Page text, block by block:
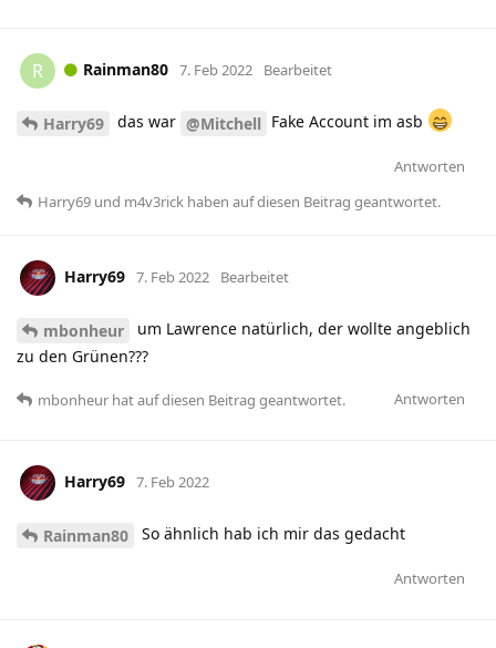
R Rainman80 7. Feb 2022 Bearbeitet
Harry69 das war @Mitchell Fake Account im asb
Antworten
Harry69 und m4v3rick haben auf diesen Beitrag geantwortet.
Harry69 7. Feb 2022 Bearbeitet
mbonheur
um Lawrence natürlich, der wollte angeblich
zu den Grünen???
Antworten
mbonheur hatauf diesen Beitrag geantwortet.
Harry69 7. Feb 2022
Rainman80 So ähnlich hab ich mir das gedacht
Antworten